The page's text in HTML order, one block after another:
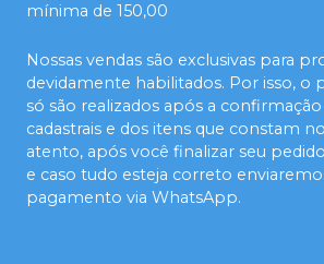
mínima de 150,00
Nossas vendas são exclusivas para
devidamente habilitados. Por isso, o
só são realizados após a
cadastrais e dos itens que constam
atento, após você finalizar seu
e caso tudo esteja correto
pagamento via WhatsApp.